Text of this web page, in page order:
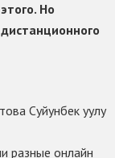
Но
Суйунбек уулу
разные онлайн